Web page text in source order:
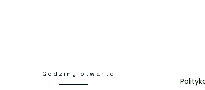
Godziny otwarte